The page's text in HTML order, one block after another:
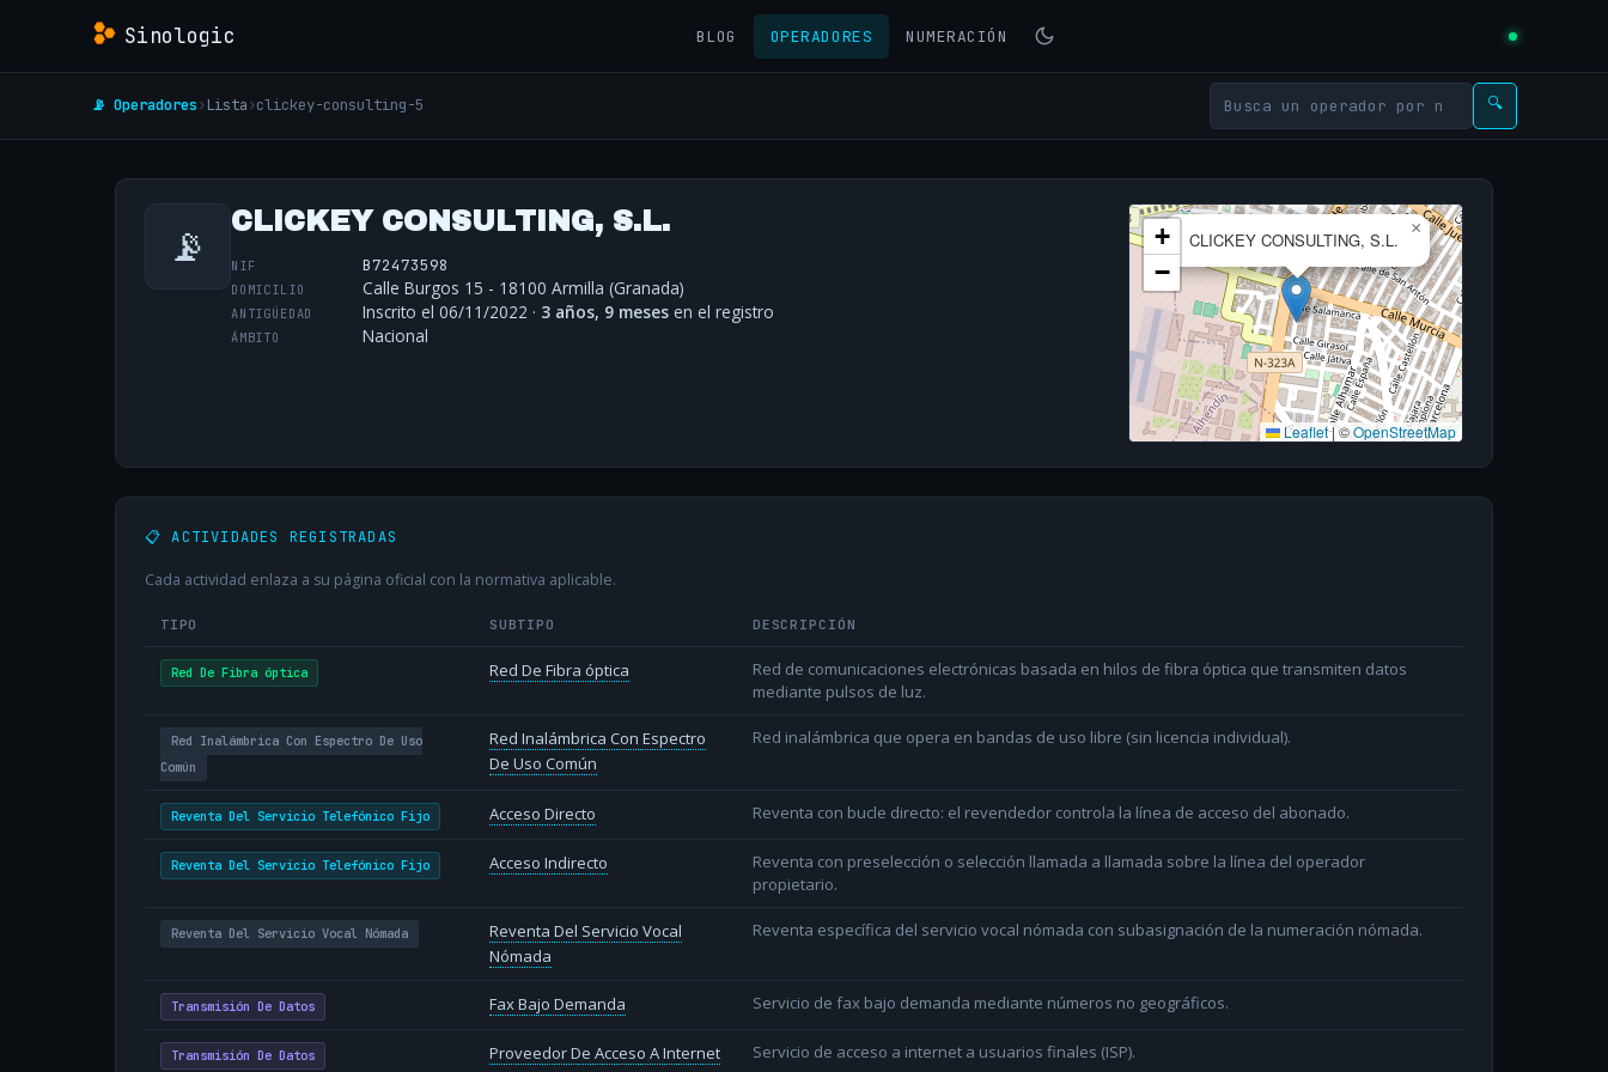
Sinologic BLOG OPERADORES NUMERACIÓN
📡 Operadores› Lista›clickey-consulting-5 🔍
📡 CLICKEY CONSULTING, S.L.
NIF B72473598
DOMICILIO Calle Burgos 15 - 18100 Armilla (Granada)
ANTIGÜEDAD Inscrito el 06/11/2022 · 3 años, 9 meses en el registro
ÁMBITO Nacional
CLICKEY CONSULTING, S.L.
×
+
−
Leaflet|©OpenStreetMap
📋 ACTIVIDADES REGISTRADAS
Cada actividad enlaza a su página oficial con la normativa aplicable.
TIPO SUBTIPO DESCRIPCIÓN
Red De Fibra óptica Red De Fibra óptica
Red de comunicaciones electrónicas basada en hilos de fibra óptica que transmiten datos
mediante pulsos de luz.
Red Inalámbrica Con Espectro De Uso
Común
Red Inalámbrica Con Espectro
De Uso Común
Red inalámbrica que opera en bandas de uso libre (sin licencia individual).
Reventa Del Servicio Telefónico Fijo Acceso Directo Reventa con bucle directo: el revendedor controla la línea de acceso del abonado.
Reventa Del Servicio Telefónico Fijo Acceso Indirecto
Reventa con preselección o selección llamada a llamada sobre la línea del operador
propietario.
Reventa Del Servicio Vocal Nómada
Reventa Del Servicio Vocal
Nómada
Reventa específica del servicio vocal nómada con subasignación de la numeración nómada.
Transmisión De Datos Fax Bajo Demanda Servicio de fax bajo demanda mediante números no geográficos.
Transmisión De Datos Proveedor De Acceso A Internet Servicio de acceso a internet a usuarios finales (ISP).